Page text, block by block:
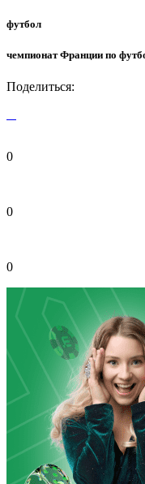
футбол
чемпионат Франции по
Поделиться:
0
0
0